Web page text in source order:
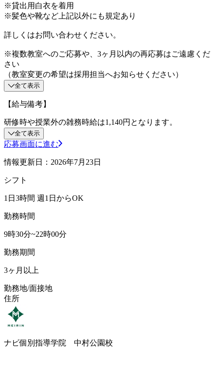
※貸出用白衣を着用
※髪色や靴など上記以外にも規定あり
詳しくはお問い合わせください。
※複数教室へのご応募や、3ヶ月以内の再応募はご遠慮くだ
さい
（教室変更の希望は採用担当へお知らせください）
全て表示
【給与備考】
研修時や授業外の雑務時給は1,140円となります。
全て表示
応募画面に進む
情報更新日：2026年7月23日
シフト
1日3時間 週1日からOK
勤務時間
9時30分~22時00分
勤務期間
3ヶ月以上
勤務地/面接地
住所
ナビ個別指導学院 中村公園校